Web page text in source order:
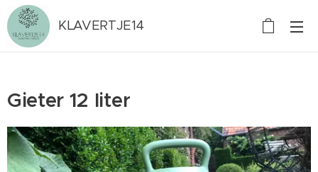
KLAVERTJE14
Gieter 12 liter